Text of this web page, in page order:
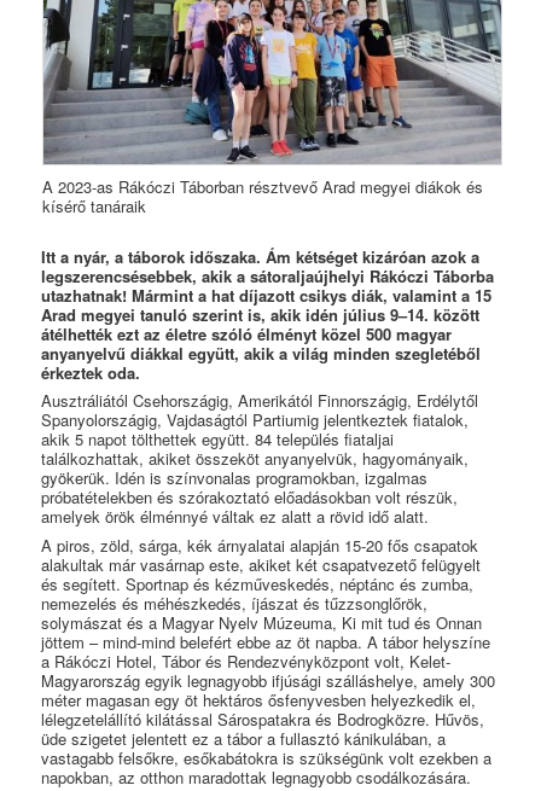
A 2023-as Rákóczi Táborban résztvevő Arad megyei diákok és
kísérő tanáraik
Itt a nyár, a táborok időszaka. Ám kétséget kizáróan azok a
legszerencsésebbek, akik a sátoraljaújhelyi Rákóczi Táborba
utazhatnak! Mármint a hat díjazott csikys diák, valamint a 15
Arad megyei tanuló szerint is, akik idén július 9–14. között
átélhették ezt az életre szóló élményt közel 500 magyar
anyanyelvű diákkal együtt, akik a világ minden szegletéből
érkeztek oda.
Ausztráliától Csehországig, Amerikától Finnországig, Erdélytől
Spanyolországig, Vajdaságtól Partiumig jelentkeztek fiatalok,
akik 5 napot tölthettek együtt. 84 település fiataljai
találkozhattak, akiket összeköt anyanyelvük, hagyományaik,
gyökerük. Idén is színvonalas programokban, izgalmas
próbatételekben és szórakoztató előadásokban volt részük,
amelyek örök élménnyé váltak ez alatt a rövid idő alatt.
A piros, zöld, sárga, kék árnyalatai alapján 15-20 fős csapatok
alakultak már vasárnap este, akiket két csapatvezető felügyelt
és segített. Sportnap és kézműveskedés, néptánc és zumba,
nemezelés és méhészkedés, íjászat és tűzzsonglőrök,
solymászat és a Magyar Nyelv Múzeuma, Ki mit tud és Onnan
jöttem – mind-mind belefért ebbe az öt napba. A tábor helyszíne
a Rákóczi Hotel, Tábor és Rendezvényközpont volt, Kelet-
Magyarország egyik legnagyobb ifjúsági szálláshelye, amely 300
méter magasan egy öt hektáros ősfenyvesben helyezkedik el,
lélegzetelállító kilátással Sárospatakra és Bodrogközre. Hűvös,
üde szigetet jelentett ez a tábor a fullasztó kánikulában, a
vastagabb felsőkre, esőkabátokra is szükségünk volt ezekben a
napokban, az otthon maradottak legnagyobb csodálkozására.